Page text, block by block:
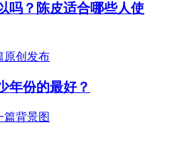
吗？陈皮适合哪些人使
原创发布
年份的最好？